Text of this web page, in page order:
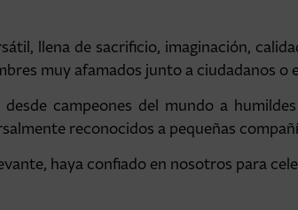
llena de sacrificio, imaginación,
muy afamados junto a ciudadanos o
campeones del mundo a
reconocidos a pequeñas
haya confiado en nosotros para